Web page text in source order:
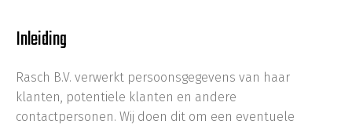
Inleiding
Rasch B.V. verwerkt persoonsgegevens van haar
klanten, potentiele klanten en andere
contactpersonen. Wij doen dit om een eventuele